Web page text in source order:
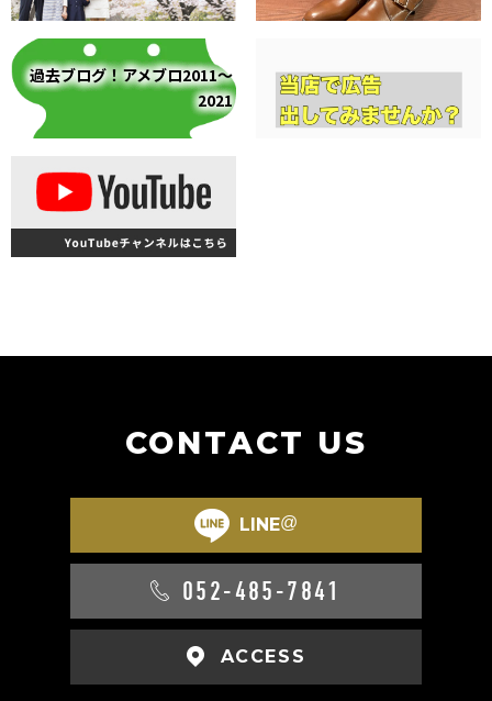
過去ブログ！アメブロ2011～
2021
CONTACT US
LINE@
052-485-7841
ACCESS